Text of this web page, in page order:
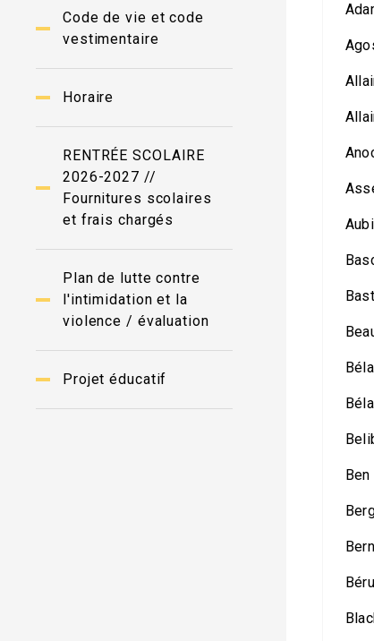
Code de vie et code
vestimentaire
Horaire
RENTRÉE SCOLAIRE
2026-2027 //
Fournitures scolaires
et frais chargés
Plan de lutte contre
l'intimidation et la
violence / évaluation
Projet éducatif
Ben